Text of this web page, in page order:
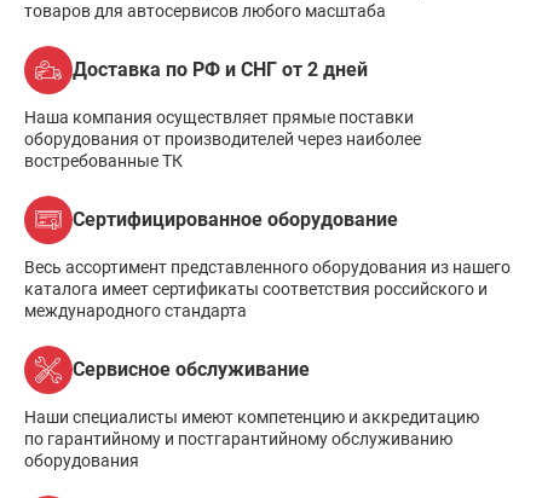
товаров для автосервисов любого масштаба
Доставка по РФ и СНГ от 2 дней
Наша компания осуществляет прямые поставки
оборудования от производителей через наиболее
востребованные ТК
Сертифицированное оборудование
Весь ассортимент представленного оборудования из нашего
каталога имеет сертификаты соответствия российского и
международного стандарта
Сервисное обслуживание
Наши специалисты имеют компетенцию и аккредитацию
по гарантийному и постгарантийному обслуживанию
оборудования